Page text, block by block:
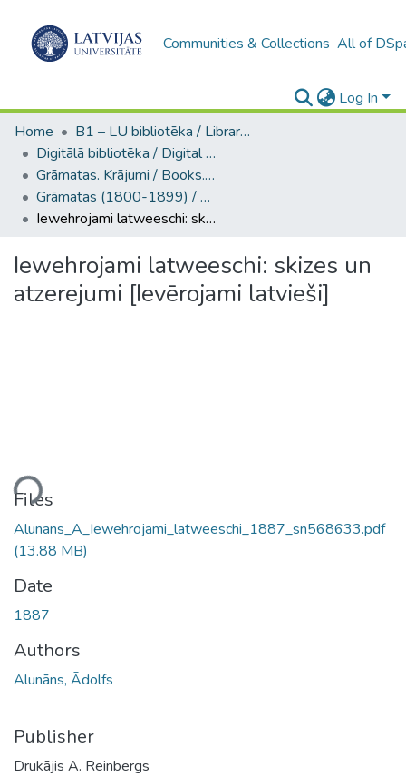
Communities & Collections All of
Log In
Home
B1 – LU bibliotēka / Library of the UL
Digitālā bibliotēka / Digital library
Grāmatas. Krājumi / Books. Collection of articles
Grāmatas (1800-1899) / Books
Iewehrojami latweeschi: skizes un atzerejumi [Ievērojami latvieši]
Iewehrojami latweeschi: skizes un
atzerejumi [Ievērojami latvieši]
Files
Alunans_A_Iewehrojami_latweeschi_1887_sn568633.pdf
(13.88 MB)
Date
1887
Authors
Alunāns, Ādolfs
Publisher
Drukājis A. Reinbergs